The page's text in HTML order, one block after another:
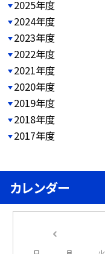
2025年度
2024年度
2023年度
2022年度
2021年度
2020年度
2019年度
2018年度
2017年度
カレンダー